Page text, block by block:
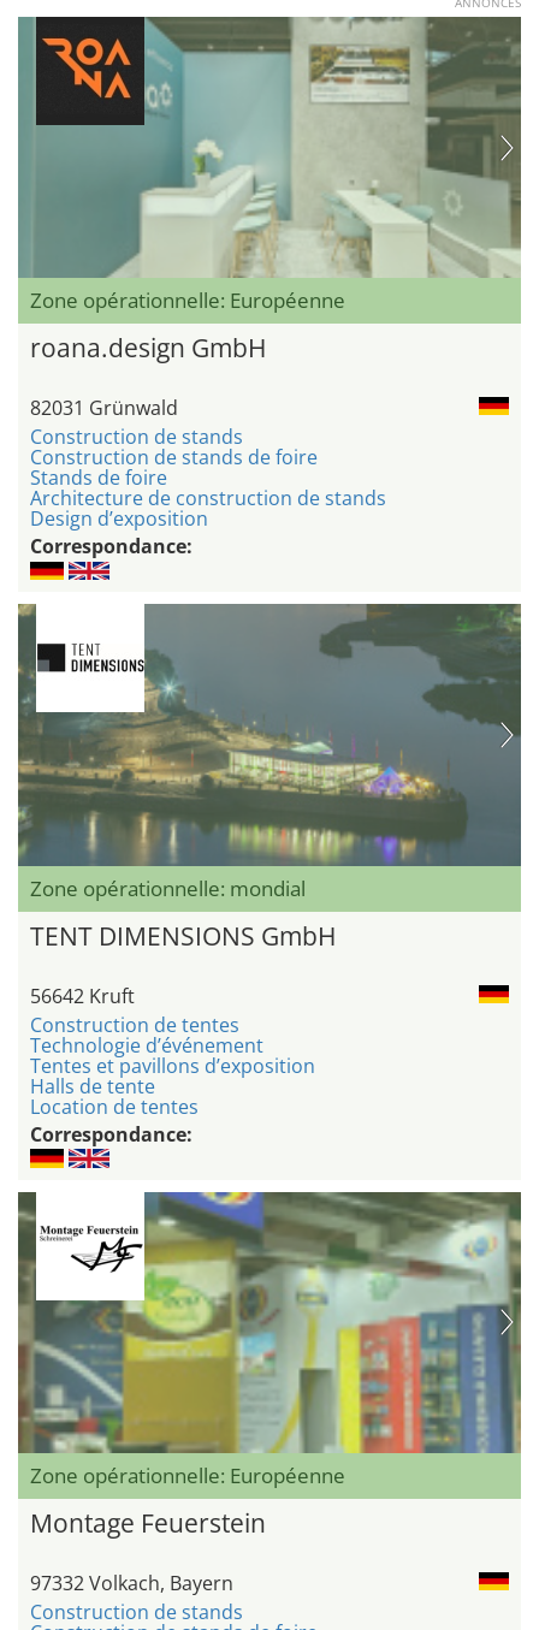
Zone opérationnelle: Européenne
roana.design GmbH
82031 Grünwald
Construction de stands
Construction de stands de foire
Stands de foire
Architecture de construction de stands
Design d’exposition
Correspondance:
Zone opérationnelle: mondial
TENT DIMENSIONS GmbH
56642 Kruft
Construction de tentes
Technologie d’événement
Tentes et pavillons d’exposition
Halls de tente
Location de tentes
Correspondance:
Zone opérationnelle: Européenne
Montage Feuerstein
97332 Volkach, Bayern
Construction de stands